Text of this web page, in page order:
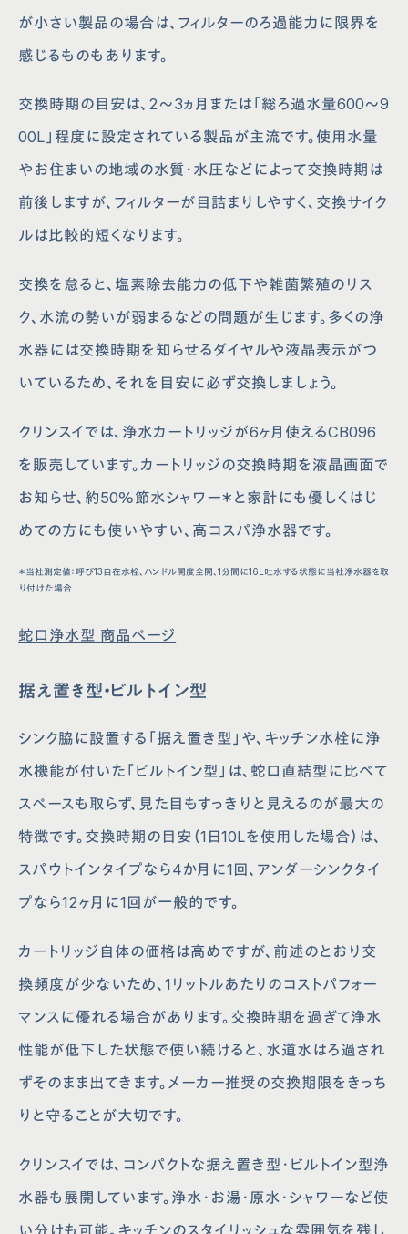
が小さい製品の場合は、フィルターのろ過能力に限界を
感じるものもあります。
交換時期の目安は、2～3ヵ月または「総ろ過水量600～9
00L」程度に設定されている製品が主流です。使用水量
やお住まいの地域の水質・水圧などによって交換時期は
前後しますが、フィルターが目詰まりしやすく、交換サイク
ルは比較的短くなります。
交換を怠ると、塩素除去能力の低下や雑菌繁殖のリス
ク、水流の勢いが弱まるなどの問題が生じます。多くの浄
水器には交換時期を知らせるダイヤルや液晶表示がつ
いているため、それを目安に必ず交換しましょう。
クリンスイでは、浄水カートリッジが6ヶ月使えるCB096
を販売しています。カートリッジの交換時期を液晶画面で
お知らせ、約50％節水シャワー＊と家計にも優しくはじ
めての方にも使いやすい、高コスパ浄水器です。
＊当社測定値：呼び13自在水栓、ハンドル開度全開、1分間に16L吐水する状態に当社浄水器を取
り付けた場合
蛇口浄水型 商品ページ
据え置き型・ビルトイン型
シンク脇に設置する「据え置き型」や、キッチン水栓に浄
水機能が付いた「ビルトイン型」は、蛇口直結型に比べて
スペースも取らず、見た目もすっきりと見えるのが最大の
特徴です。交換時期の目安（1日10Lを使用した場合）は、
スパウトインタイプなら4か月に1回、アンダーシンクタイ
プなら12ヶ月に1回が一般的です。
カートリッジ自体の価格は高めですが、前述のとおり交
換頻度が少ないため、1リットルあたりのコストパフォー
マンスに優れる場合があります。交換時期を過ぎて浄水
性能が低下した状態で使い続けると、水道水はろ過され
ずそのまま出てきます。メーカー推奨の交換期限をきっち
りと守ることが大切です。
クリンスイでは、コンパクトな据え置き型・ビルトイン型浄
水器も展開しています。浄水・お湯・原水・シャワーなど使
い分けも可能。キッチンのスタイリッシュな雰囲気を残し